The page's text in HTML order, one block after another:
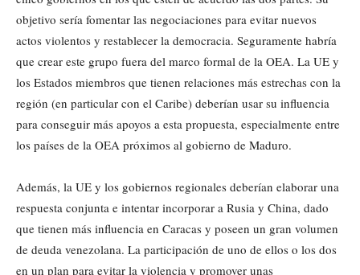
objetivo sería fomentar las negociaciones para evitar nuevos
actos violentos y restablecer la democracia. Seguramente habría
que crear este grupo fuera del marco formal de la OEA. La UE y
los Estados miembros que tienen relaciones más estrechas con la
región (en particular con el Caribe) deberían usar su influencia
para conseguir más apoyos a esta propuesta, especialmente entre
los países de la OEA próximos al gobierno de Maduro.
Además, la UE y los gobiernos regionales deberían elaborar una
respuesta conjunta e intentar incorporar a Rusia y China, dado
que tienen más influencia en Caracas y poseen un gran volumen
de deuda venezolana. La participación de uno de ellos o los dos
en un plan para evitar la violencia y promover unas